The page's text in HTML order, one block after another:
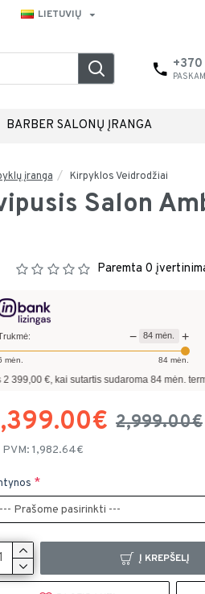
LIETUVIŲ
BARBER SALONŲ ĮRANGA
įranga Kirpyklos Veidrodžiai
Salon
Paremta 0
2,999.00€
PVM: 1,982.64€
− 84 mėn. +
mėn. 84mėn.
sutartis sudaroma84mėn. terminui, metinė
Į KREPŠELĮ